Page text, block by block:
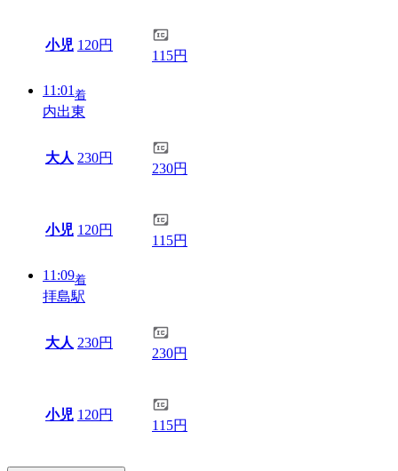
小児 120円
115円
11:01 着
内出東
大人 230円
230円
小児 120円
115円
11:09着
拝島駅
大人 230円
230円
小児 120円
115円